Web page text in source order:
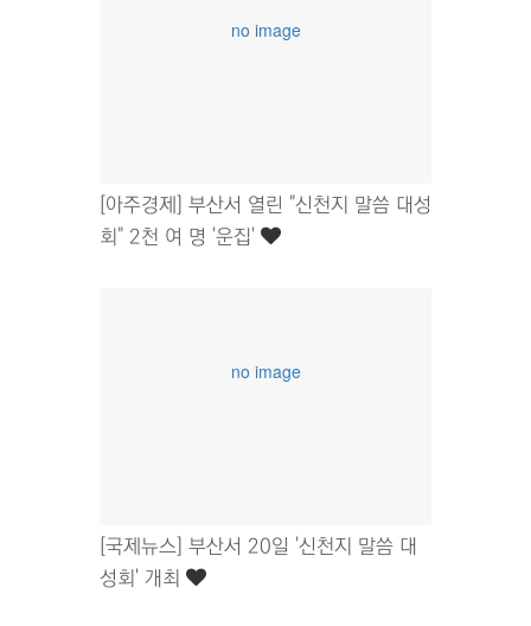
no image
[아주경제] 부산서 열린 "신천지 말씀 대성
회" 2천 여 명 '운집'
no image
[국제뉴스] 부산서 20일 '신천지 말씀 대
성회' 개최